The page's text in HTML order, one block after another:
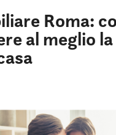
Roma:
al meglio